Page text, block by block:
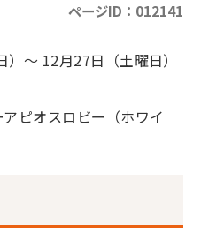
ページID：012141
～ 12月27日（土曜日）
ピオスロビー（ホワイ